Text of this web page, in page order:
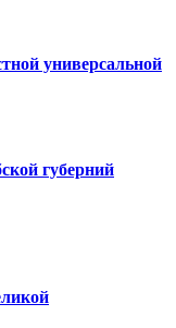
универсальной
губерний